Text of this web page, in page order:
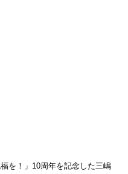
を！」10周年を記念した三嶋